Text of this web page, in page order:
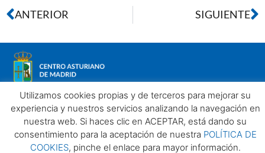
ANTERIOR SIGUIENTE
Aviso legalPolítica de privacidadPolítica de Cookies
Centro Asturiano de Madrid. Todos los derechos reservados
Utilizamos cookies propias y de terceros para mejorar su
experiencia y nuestros servicios analizando la navegación en
nuestra web. Si haces clic en ACEPTAR, está dando su
consentimiento para la aceptación de nuestra POLÍTICA DE
COOKIES, pinche el enlace para mayor información.